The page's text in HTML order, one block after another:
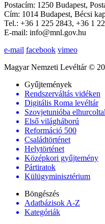
Postacím: 1250 Budapest,
Cím: 1014 Budapest, Bécsi
Tel.: +36 1 225 2843, +36 1
E-mail: info@mnl.gov.hu
e-mail facebook vimeo
Magyar Nemzeti Levéltár ©
Gyűjtemények
Rendszerváltás vidéken
Digitális Roma levéltár
Szovjetunióba
Első világháború
Reformáció 500
Családtörténet
Helytörténet
Középkori gyűjtemény
Pártiratok
Külügyminisztérium
Böngészés
Adatbázisok A-Z
Kategóriák